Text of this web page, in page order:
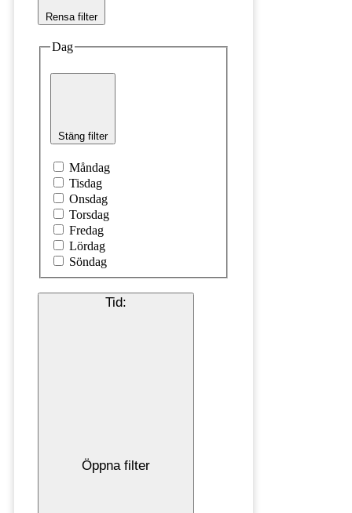
Rensa filter
Dag
Stäng filter
Måndag
Tisdag
Onsdag
Torsdag
Fredag
Lördag
Söndag
Tid:
Öppna filter